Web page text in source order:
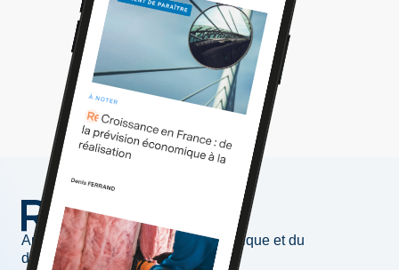
Au service de l'information économique et du
développement des entreprises